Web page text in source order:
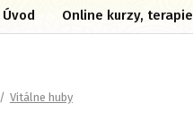
Úvod Online kurzy, terapie
/ Vitálne huby